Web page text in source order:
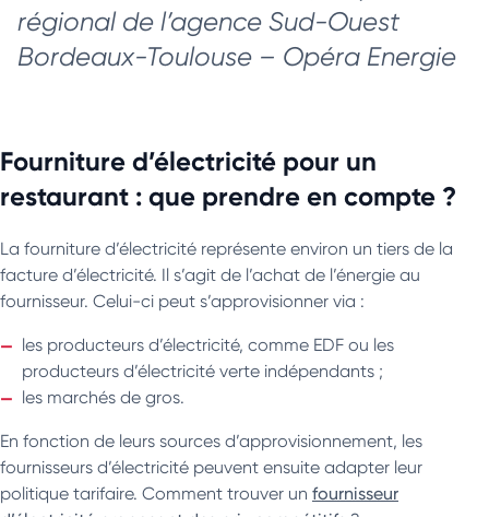
régional de l’agence Sud-Ouest
Bordeaux-Toulouse – Opéra Energie
Fourniture d’électricité pour un
restaurant : que prendre en compte ?
La fourniture d’électricité représente environ un tiers de la
facture d’électricité. Il s’agit de l’achat de l’énergie au
fournisseur. Celui-ci peut s’approvisionner via :
les producteurs d’électricité, comme EDF ou les
producteurs d’électricité verte indépendants ;
les marchés de gros.
En fonction de leurs sources d’approvisionnement, les
fournisseurs d’électricité peuvent ensuite adapter leur
politique tarifaire. Comment trouver un fournisseur